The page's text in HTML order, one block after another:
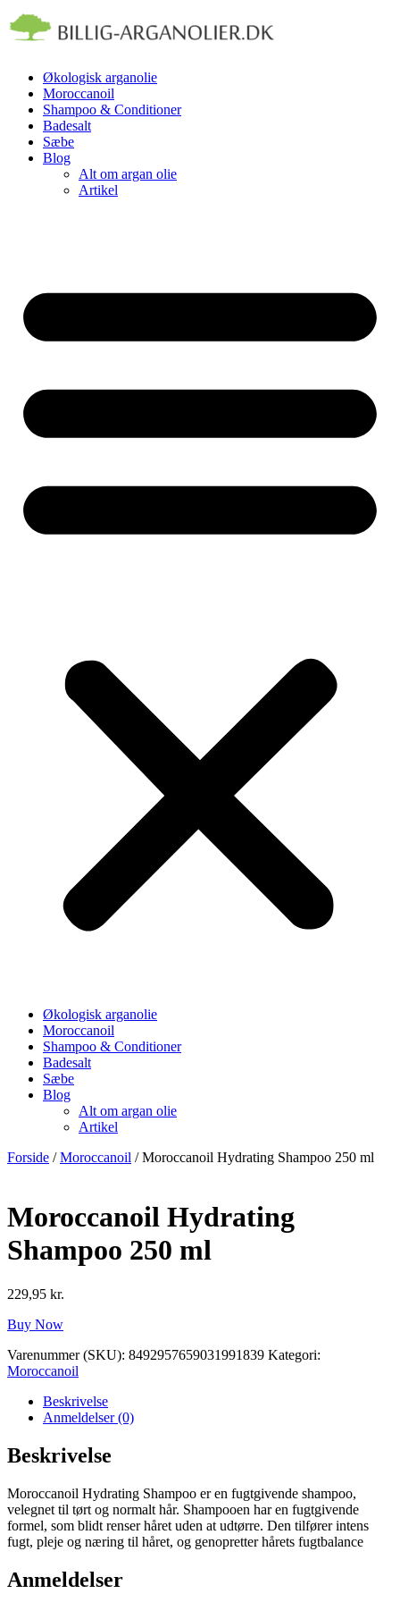
Videre
til
indhold
Økologisk arganolie
Moroccanoil
Shampoo & Conditioner
Badesalt
Sæbe
Blog
Alt om argan olie
Artikel
Økologisk arganolie
Moroccanoil
Shampoo & Conditioner
Badesalt
Sæbe
Blog
Alt om argan olie
Artikel
Forside /Moroccanoil / Moroccanoil Hydrating Shampoo 250 ml
Moroccanoil Hydrating
Shampoo 250 ml
229,95 kr.
Buy Now
Varenummer (SKU): 8492957659031991839 Kategori:
Moroccanoil
Beskrivelse
Anmeldelser (0)
Beskrivelse
Moroccanoil Hydrating Shampoo er en fugtgivende shampoo,
velegnet til tørt og normalt hår. Shampooen har en fugtgivende
formel, som blidt renser håret uden at udtørre. Den tilfører intens
fugt, pleje og næring til håret, og genopretter hårets fugtbalance
Anmeldelser